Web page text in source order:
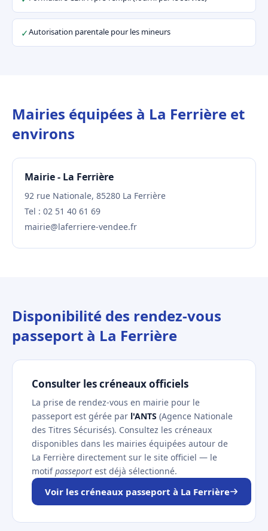
✓Autorisation parentale pour les mineurs
Mairies équipées à La Ferrière et
environs
Mairie - La Ferrière
92 rue Nationale, 85280 La Ferrière
Tel : 02 51 40 61 69
mairie@laferriere-vendee.fr
Disponibilité des rendez-vous
passeport à La Ferrière
Consulter les créneaux officiels
La prise de rendez-vous en mairie pour le
passeport est gérée par l'ANTS (Agence Nationale
des Titres Sécurisés). Consultez les créneaux
disponibles dans les mairies équipées autour de
La Ferrière directement sur le site officiel — le
motifpasseport est déjà sélectionné.
Voir les créneaux passeport à La Ferrière